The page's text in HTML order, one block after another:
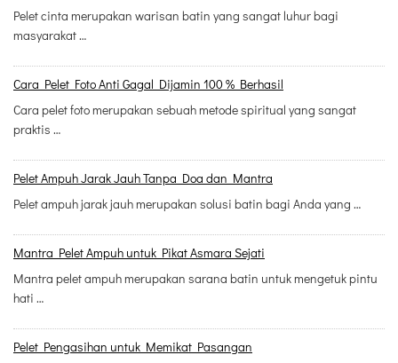
Pelet cinta merupakan warisan batin yang sangat luhur bagi
masyarakat …
Cara Pelet Foto Anti Gagal Dijamin 100 % Berhasil
Cara pelet foto merupakan sebuah metode spiritual yang sangat
praktis …
Pelet Ampuh Jarak Jauh Tanpa Doa dan Mantra
Pelet ampuh jarak jauh merupakan solusi batin bagi Anda yang …
Mantra Pelet Ampuh untuk Pikat Asmara Sejati
Mantra pelet ampuh merupakan sarana batin untuk mengetuk pintu
hati …
Pelet Pengasihan untuk Memikat Pasangan